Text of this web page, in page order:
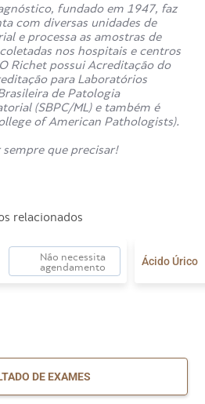
a doença está funcionando
(quando a doença atinge o
como um radar que ajuda o
está ativa no seu corpo.
trimestre, e também no
da mãe para o bebê,
fundado em 1947, faz
com diversas unidades de
e processa as amostras de
nos hospitais e centros
Richet possui Acreditação do
para Laboratórios
de Patologia
(SBPC/ML) e também é
of American Pathologists).
sempre que precisar!
relacionados
Não necessita
agendamento
Ácido Úrico
DE EXAMES